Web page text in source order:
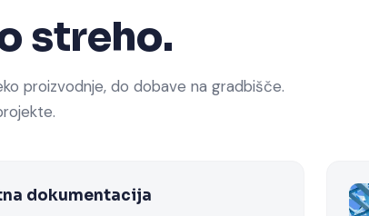
streho.
proizvodnje, do dobave na gradbišče.
dokumentacija